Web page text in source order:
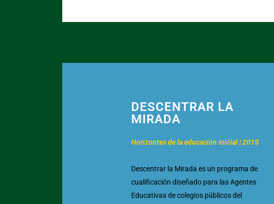
DESCENTRAR LA
MIRADA
Horizontes de la educación inicial | 2015
Descentrar la Mirada es un programa de
cualificación diseñado para las Agentes
Educativas de colegios públicos del